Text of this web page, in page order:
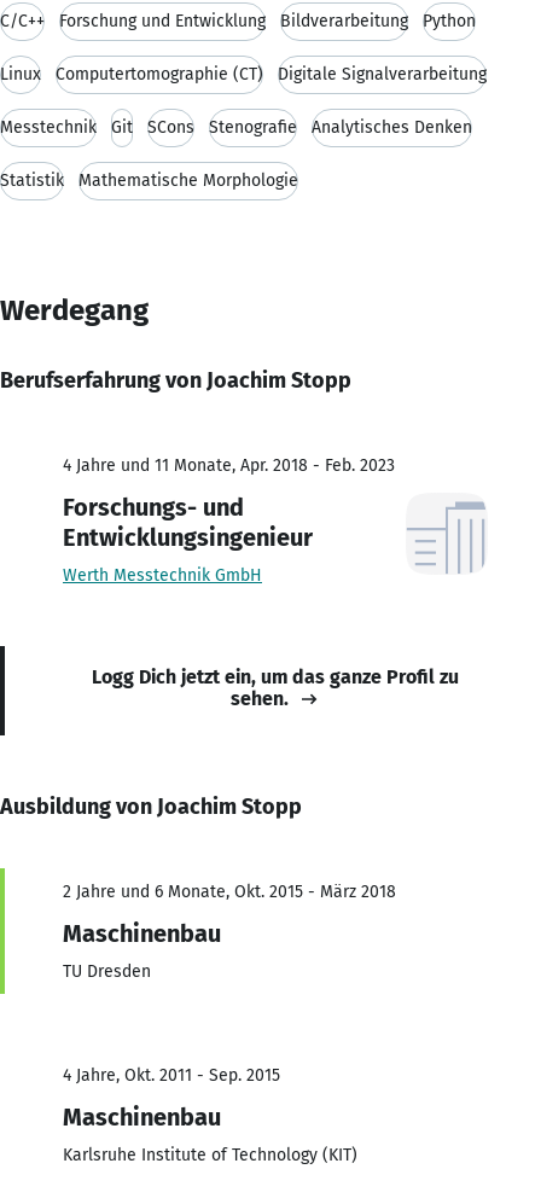
C/C++ Forschung und Entwicklung Bildverarbeitung Python
Linux Computertomographie (CT) Digitale Signalverarbeitung
Messtechnik Git SCons Stenografie Analytisches Denken
Statistik Mathematische Morphologie
Werdegang
Berufserfahrung von Joachim Stopp
4 Jahre und 11 Monate, Apr. 2018 - Feb. 2023
Forschungs- und
Entwicklungsingenieur
Werth Messtechnik GmbH
Logg Dich jetzt ein, um das ganze Profil zu
sehen.
Ausbildung von Joachim Stopp
2 Jahre und 6 Monate, Okt. 2015 - März 2018
Maschinenbau
TU Dresden
4 Jahre, Okt. 2011 - Sep. 2015
Maschinenbau
Karlsruhe Institute of Technology (KIT)